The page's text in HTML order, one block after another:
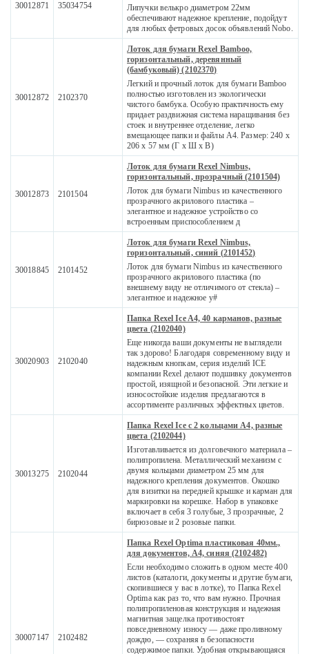
30012871 35034754
Липучки велькро диаметром 22мм
обеспечивают надежное крепление, подойдут
для любых фетровых досок объявлений Nobo.
30012872 2102370
Лоток для бумаги Rexel Bamboo,
горизонтальный, деревянный
(бамбуковый) (2102370)
Легкий и прочный лоток для бумаги Bamboo
полностью изготовлен из экологически
чистого бамбука. Особую практичность ему
придает раздвижная система наращивания без
стоек и внутреннее отделение, легко
вмещающее папки и файлы A4. Размер: 240 x
206 x 57 мм (Г x Ш x В)
30012873 2101504
Лоток для бумаги Rexel Nimbus,
горизонтальный, прозрачный (2101504)
Лоток для бумаги Nimbus из качественного
прозрачного акрилового пластика –
элегантное и надежное устройство со
встроенным приспособлением д
30018845 2101452
Лоток для бумаги Rexel Nimbus,
горизонтальный, синий (2101452)
Лоток для бумаги Nimbus из качественного
прозрачного акрилового пластика (по
внешнему виду не отличимого от стекла) –
элегантное и надежное у#
30020903 2102040
Папка Rexel Ice A4, 40 карманов, разные
цвета (2102040)
Еще никогда ваши документы не выглядели
так здорово! Благодаря современному виду и
надежным кнопкам, серия изделий ICE
компании Rexel делают подшивку документов
простой, изящной и безопасной. Эти легкие и
износостойкие изделия предлагаются в
ассортименте различных эффектных цветов.
30013275 2102044
Папка Rexel Ice с 2 кольцами A4, разные
цвета (2102044)
Изготавливается из долговечного материала –
полипропилена. Металлический механизм с
двумя кольцами диаметром 25 мм для
надежного крепления документов. Окошко
для визитки на передней крышке и карман для
маркировки на корешке. Набор в упаковке
включает в себя 3 голубые, 3 прозрачные, 2
бирюзовые и 2 розовые папки.
30007147 2102482
Папка Rexel Optima пластиковая 40мм.,
для документов, A4, синяя (2102482)
Если необходимо сложить в одном месте 400
листов (каталоги, документы и другие бумаги,
скопившиеся у вас в лотке), то Папка Rexel
Optima как раз то, что вам нужно. Прочная
полипропиленовая конструкция и надежная
магнитная защелка противостоят
повседневному износу — даже проливному
дождю, — сохраняя в безопасности
содержимое папки. Удобная открывающаяся